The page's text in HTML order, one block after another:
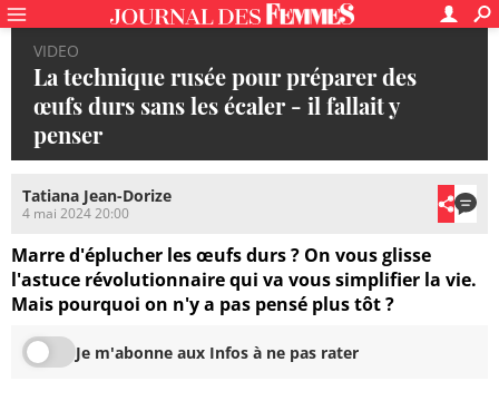
VIDEO
La technique rusée pour préparer des
œufs durs sans les écaler - il fallait y
penser
Tatiana Jean-Dorize
4 mai 2024 20:00
Marre d'éplucher les œufs durs ? On vous glisse
l'astuce révolutionnaire qui va vous simplifier la vie.
Mais pourquoi on n'y a pas pensé plus tôt ?
Je m'abonne aux Infos à ne pas rater